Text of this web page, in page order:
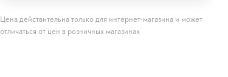
Цена действительна только для интернет-магазина и может
отличаться от цен в розничных магазинах